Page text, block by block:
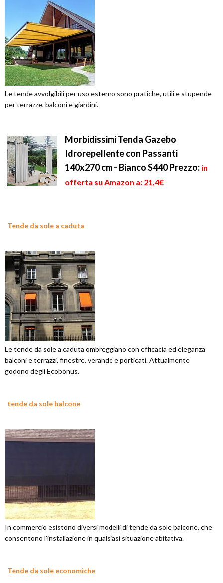
Le tende avvolgibili per uso esterno sono pratiche, utili e stupende
per terrazze, balconi e giardini.
Morbidissimi Tenda Gazebo
Idrorepellente con Passanti
140x270 cm - Bianco S440Prezzo: in
offerta su Amazon a: 21,4€
Tende da sole a caduta
Le tende da sole a caduta ombreggiano con efficacia ed eleganza
balconi e terrazzi, finestre, verande e porticati. Attualmente
godono degli Ecobonus.
tende da sole balcone
In commercio esistono diversi modelli di tende da sole balcone, che
consentono l'installazione in qualsiasi situazione abitativa.
Tende da sole economiche